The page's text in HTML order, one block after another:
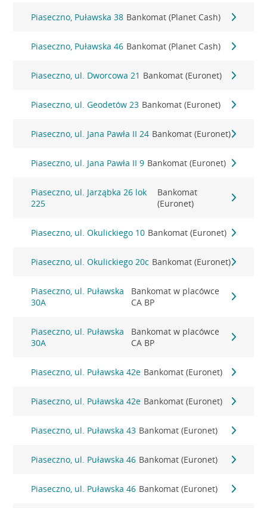
Piaseczno, Puławska 38 Bankomat (Planet Cash)
Piaseczno, Puławska 46 Bankomat (Planet Cash)
Piaseczno, ul. Dworcowa 21 Bankomat (Euronet)
Piaseczno, ul. Geodetów 23 Bankomat (Euronet)
Piaseczno, ul. Jana Pawła II 24 Bankomat (Euronet)
Piaseczno, ul. Jana Pawła II 9 Bankomat (Euronet)
Piaseczno, ul. Jarząbka 26 lok
225
Bankomat
(Euronet)
Piaseczno, ul. Okulickiego 10 Bankomat (Euronet)
Piaseczno, ul. Okulickiego 20c Bankomat (Euronet)
Piaseczno, ul. Puławska
30A
Bankomat w placówce
CA BP
Piaseczno, ul. Puławska
30A
Bankomat w placówce
CA BP
Piaseczno, ul. Puławska 42e Bankomat (Euronet)
Piaseczno, ul. Puławska 42e Bankomat (Euronet)
Piaseczno, ul. Puławska 43 Bankomat (Euronet)
Piaseczno, ul. Puławska 46 Bankomat (Euronet)
Piaseczno, ul. Puławska 46 Bankomat (Euronet)